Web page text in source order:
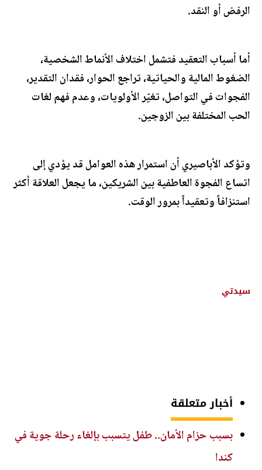
الرفض أو النقد.
أما أسباب التعقيد فتشمل اختلاف الأنماط الشخصية،
الضغوط المالية والحياتية، تراجع الحوار، فقدان التقدير،
الفجوات في التواصل، تغيّر الأولويات، وعدم فهم لغات
الحب المختلفة بين الزوجين.
وتؤكد الأباصيري أن استمرار هذه العوامل قد يؤدي إلى
اتساع الفجوة العاطفية بين الشريكين، ما يجعل العلاقة أكثر
استنزافاً وتعقيداً بمرور الوقت.
سيدتي
أخبار متعلقة
بسبب حزام الأمان.. طفل يتسبب بإلغاء رحلة جوية في
كندا